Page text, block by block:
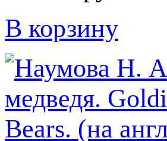
В корзину